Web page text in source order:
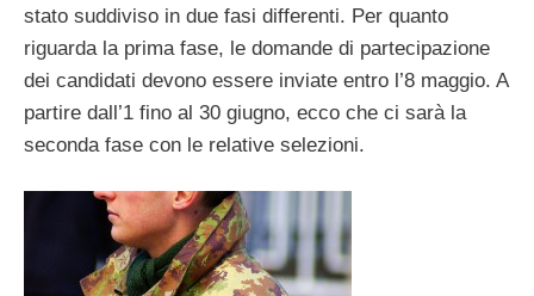
stato suddiviso in due fasi differenti. Per quanto
riguarda la prima fase, le domande di partecipazione
dei candidati devono essere inviate entro l’8 maggio. A
partire dall’1 fino al 30 giugno, ecco che ci sarà la
seconda fase con le relative selezioni.